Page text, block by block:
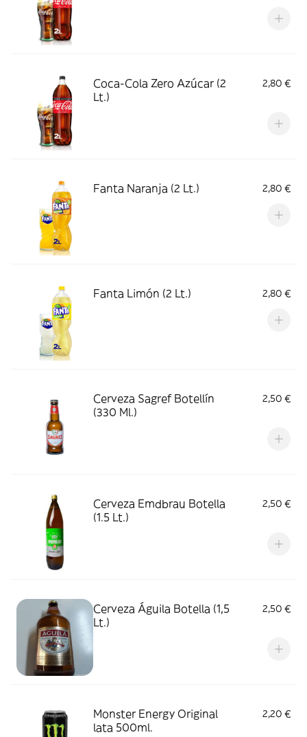
Coca-Cola Zero Azúcar (2
Lt.)
2,80 €
Fanta Naranja (2 Lt.) 2,80 €
Fanta Limón (2 Lt.) 2,80 €
Cerveza Sagref Botellín
(330 Ml.)
2,50 €
Cerveza Emdbrau Botella
(1.5 Lt.)
2,50 €
Cerveza Águila Botella (1,5
Lt.)
2,50 €
Monster Energy Original
lata 500ml.
2,20 €